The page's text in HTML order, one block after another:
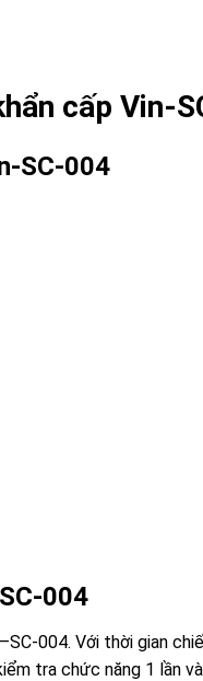
cấp Vin-
SC-004
004
004. Với thời gian
tra chức năng 1 lần